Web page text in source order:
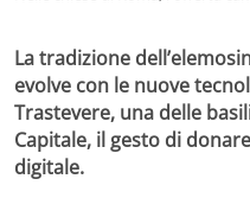
La tradizione
evolve con le nuove
Trastevere, una delle
Capitale, il gesto di
digitale.